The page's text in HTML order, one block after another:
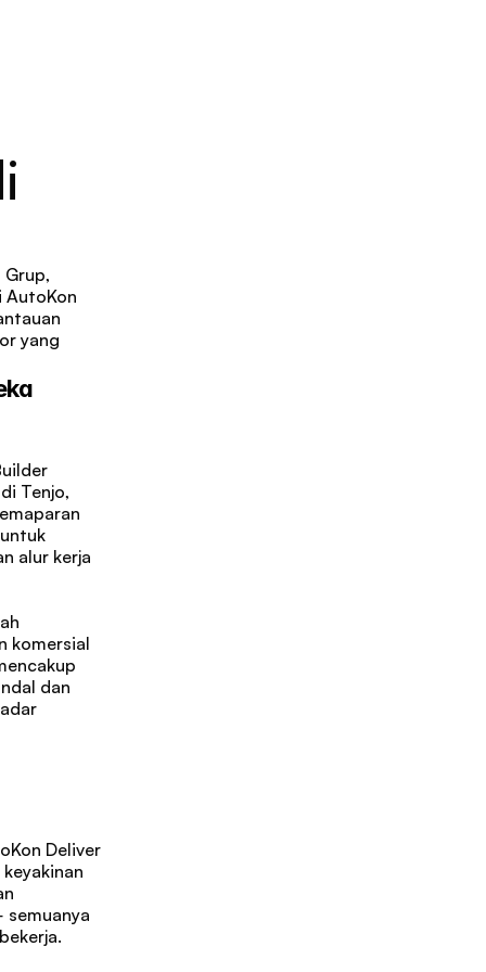
AutoKon
yang
Tenjo,
alur kerja
komersial
dan
Deliver